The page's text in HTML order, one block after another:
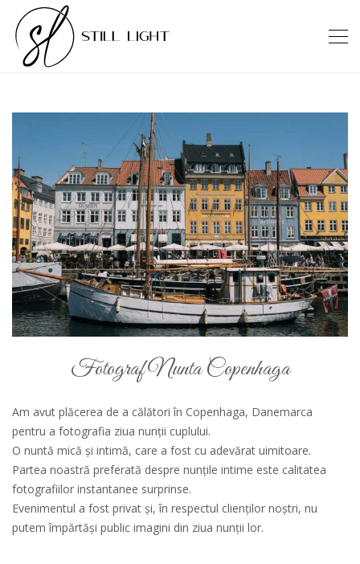
Fotograf Nunta Copenhaga
Am avut plăcerea de a călători în Copenhaga, Danemarca
pentru a fotografia ziua nunții cuplului.
O nuntă mică și intimă, care a fost cu adevărat uimitoare.
Partea noastră preferată despre nunțile intime este calitatea
fotografiilor instantanee surprinse.
Evenimentul a fost privat și, în respectul clienților noștri, nu
putem împărtăși public imagini din ziua nunții lor.